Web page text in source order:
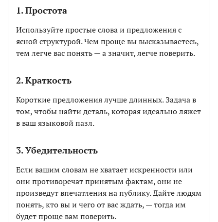
1. Простота
Используйте простые слова и предложения с
ясной структурой. Чем проще вы высказываетесь,
тем легче вас понять — а значит, легче поверить.
2. Краткость
Короткие предложения лучше длинных. Задача в
том, чтобы найти деталь, которая идеально ляжет
в ваш языковой пазл.
3. Убедительность
Если вашим словам не хватает искренности или
они противоречат принятым фактам, они не
произведут впечатления на публику. Дайте людям
понять, кто вы и чего от вас ждать, — тогда им
будет проще вам поверить.